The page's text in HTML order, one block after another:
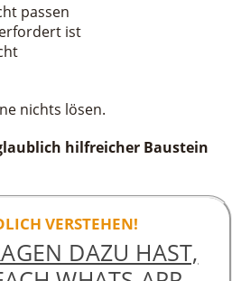
passen
ist
nichts lösen.
hilfreicher Baustein
VERSTEHEN!
DAZU HAST,